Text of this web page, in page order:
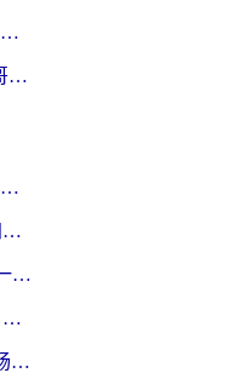
在海外看世界杯比利时 vs 塞内加尔仅限中国大陆？我找到了最流畅的中文解说之路
在国外看世界杯法国 VS 摩洛哥仅限中国大陆？海外党这样看中文解说赛事不卡顿
在澳洲，BanG加速器如何成为你国服游戏的“时光机”？
玩崩坏学园2海外用什么免费加速器好？2026海外党亲测国服游戏加速指南
国外如何玩新笑傲江湖不卡？一份给海外游子的终极网络指南
在南非玩刀塔2用什么加速器？一份给海外游子的终极生存指南
Dive用什么加速器好？海外党畅玩国服游戏的终极避坑指南